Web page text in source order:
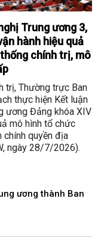
Trung ương 3,
hành hiệu quả
chính trị, mô
trị, Thường trực Ban
thực hiện Kết luận
ương Đảng khóa XIV
mô hình tổ chức
chính quyền địa
ngày 28/7/2026).
ương thành Ban